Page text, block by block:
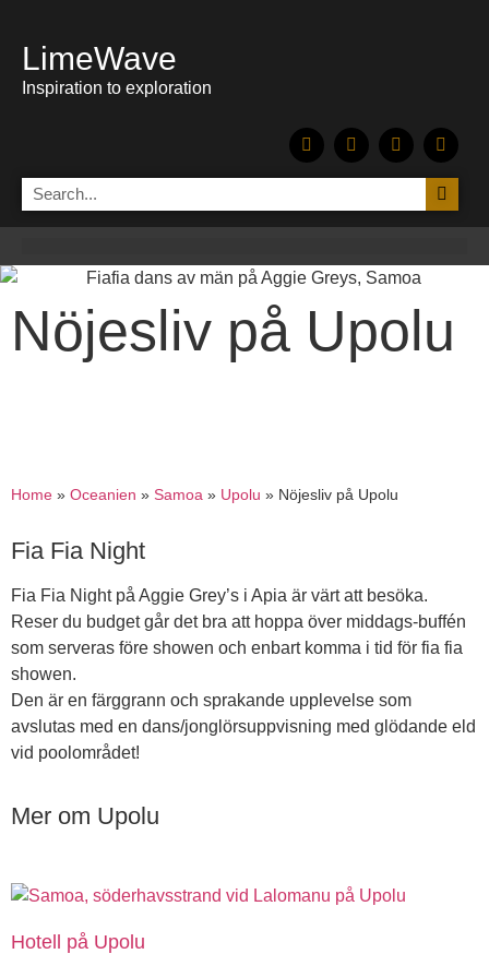
LimeWave
Inspiration to exploration
Nöjesliv på Upolu
Home » Oceanien » Samoa » Upolu » Nöjesliv på Upolu
Fia Fia Night
Fia Fia Night på Aggie Grey’s i Apia är värt att besöka.
Reser du budget går det bra att hoppa över middags-buffén
som serveras före showen och enbart komma i tid för fia fia
showen.
Den är en färggrann och sprakande upplevelse som
avslutas med en dans/jonglörsuppvisning med glödande eld
vid poolområdet!
Mer om Upolu
Hotell på Upolu